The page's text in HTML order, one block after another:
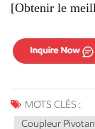
[Obtenir le
MOTS CLÉS :
Coupleur